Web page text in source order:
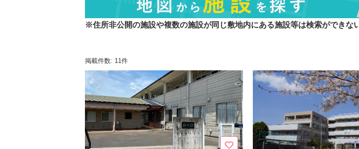
※住所非公開の施設や複数の施設が同じ敷地内にある施設等は検索ができな
掲載件数: 11件